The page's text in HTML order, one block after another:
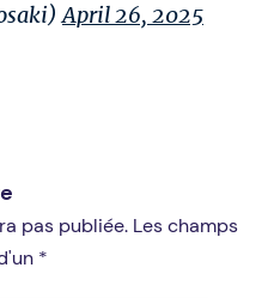
April 26, 2025
pas publiée. Les champs
*